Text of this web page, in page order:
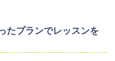
たプランでレッスンを